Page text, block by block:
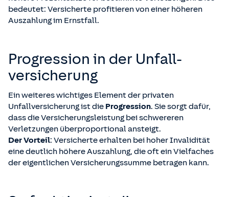
bedeutet: Versicherte profitieren von einer höheren
Auszahlung im Ernstfall.
Progression in der Unfall­
versicherung
Ein weiteres wichtiges Element der privaten
Unfallversicherung ist die Progression. Sie sorgt dafür,
dass die Versicherungsleistung bei schwereren
Verletzungen überproportional ansteigt.
Der Vorteil: Versicherte erhalten bei hoher Invalidität
eine deutlich höhere Auszahlung, die oft ein Vielfaches
der eigentlichen Versicherungssumme betragen kann.